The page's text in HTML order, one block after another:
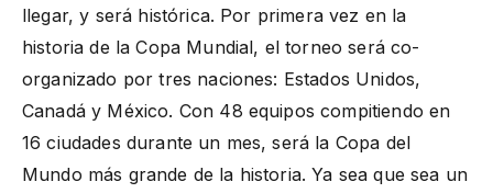
llegar, y será histórica. Por primera vez en la
historia de la Copa Mundial, el torneo será co-
organizado por tres naciones: Estados Unidos,
Canadá y México. Con 48 equipos compitiendo en
16 ciudades durante un mes, será la Copa del
Mundo más grande de la historia. Ya sea que sea un